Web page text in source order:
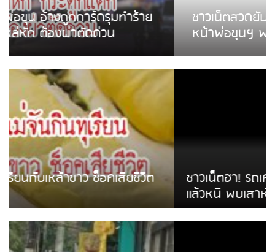
ชาวเน็ตสวดยับ! พบพม่าเร่ขายพวงมาลัย
หน้าพ่อขุนฯ พอไม่ซื้อเดินตาม
ชาวเน็ตฮา! รถเครื่องแม่สายชนป้ายร้านโลงศพ
แล้วหนี พบเสาหัก เบรคหัก หวิดได้ใช้บริการ